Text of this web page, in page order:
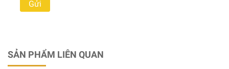
SẢN PHẨM LIÊN QUAN